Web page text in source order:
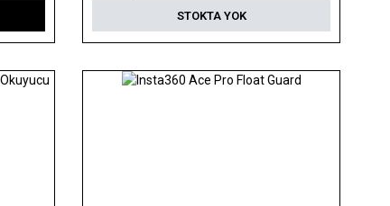
STOKTA YOK